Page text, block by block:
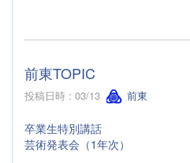
前東TOPIC
投稿日時 : 03/13 前東
卒業生特別講話
芸術発表会（1年次）